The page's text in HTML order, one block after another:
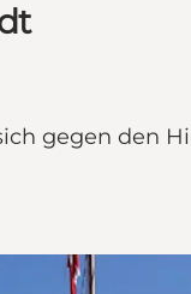
gegen den